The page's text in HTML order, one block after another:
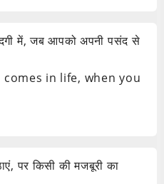
में, जब आपको अपनी पसंद से
in life, when you
पर किसी की मजबूरी का